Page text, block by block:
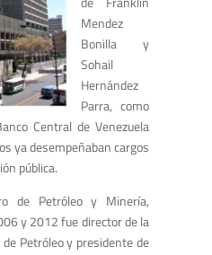
Mendez
Bonilla y
Sohail
Hernández
Parra, como
Central de Venezuela
ya desempeñaban cargos
pública.
de Petróleo y Minería,
y 2012 fue director de la
Petróleo y presidente de